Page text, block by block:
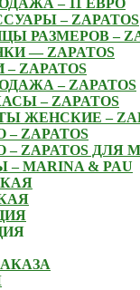
– 11 ЕВРО
– ZAPATOS
РАЗМЕРОВ –
— ZAPATOS
ZAPATOS
– ZAPATOS
– ZAPATOS
ЖЕНСКИЕ –
ZAPATOS
– ZAPATOS ДЛЯ
MARINA & PAU